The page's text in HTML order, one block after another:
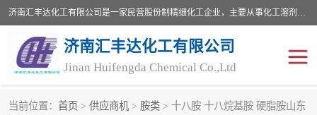
济南汇丰达化工有限公司是一家民营股份制精细化工企业，主要从事化工溶剂、药用辅料、合成中间体等深加工产品的研制开发、生产、销售和进出口贸易。主营产品：环氧丙烷，十二烷基苯，甲基磺酸，磺酸，DMF，DMAC，甘油，苯甲醇，乙酰氯，甲基丙烯酸，甲基丙烯酸甲酯，叔丁醇，异辛酸，二乙烯三胺，一乙，二乙‎，三乙醇胺，原乙酸三甲酯等化工产品及中间体。欢迎各界朋友洽谈咨询业务。
济南汇丰达化工有限公司
Jinan Huifengda Chemical Co.,Ltd
当前位置： 首页 > 供应商机 > 胺类 > 十八胺 十八烷基胺 硬脂胺山东